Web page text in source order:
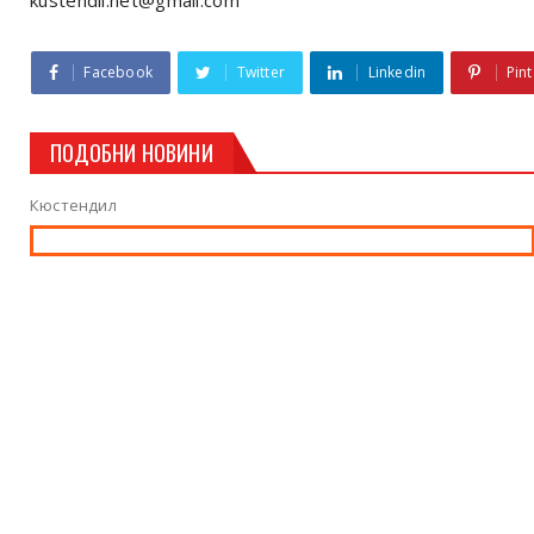
Facebook Twitter Linkedin
ПОДОБНИ НОВИНИ
Кюстендил